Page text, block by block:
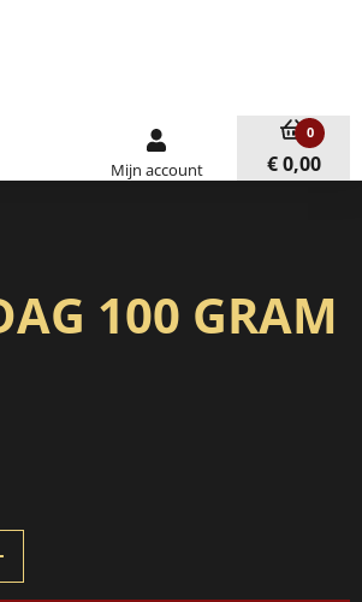
Mijn account
0
€ 0,00
100 GRAM